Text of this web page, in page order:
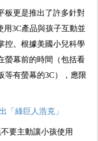
板更是推出了許多針對
用3C產品與孩子互動並
控。根據美國小兒科學
螢幕前的時間（包括看
等有螢幕的3C），應限
「綠巨人浩克」
要主動讓小孩使用